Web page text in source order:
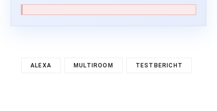
ALEXA MULTIROOM TESTBERICHT